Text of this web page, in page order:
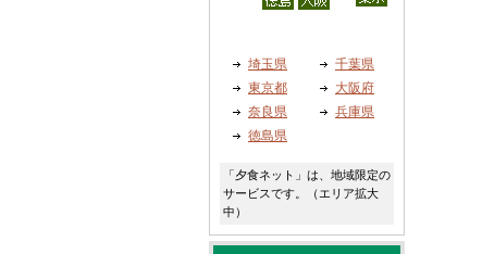
埼玉県
千葉県
東京都
大阪府
奈良県
兵庫県
徳島県
「夕食ネット」は、地域限定の
サービスです。（エリア拡大
中）